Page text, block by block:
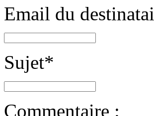
Email du
Sujet*
Commentaire :